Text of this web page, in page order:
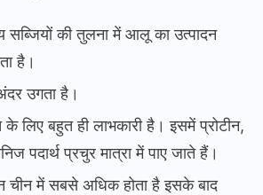
सब्जियों की तुलना में आलू का उत्पादन
है।
उगता है।
लिए बहुत ही लाभकारी है। इसमें प्रोटीन,
पदार्थ प्रचुर मात्रा में पाए जाते हैं।
चीन में सबसे अधिक होता है इसके बाद